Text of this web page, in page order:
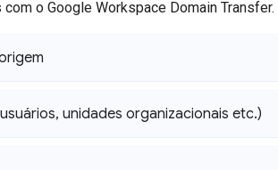
o Google Workspace Domain Transfer.
usuários, unidades organizacionais etc.)